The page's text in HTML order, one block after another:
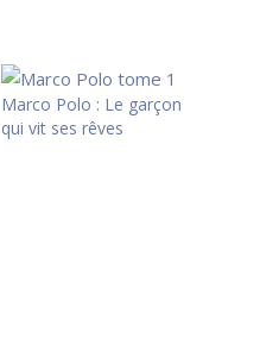
Marco Polo : Le garçon
qui vit ses rêves